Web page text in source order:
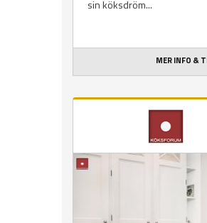
sin köksdröm...
MER INFO &